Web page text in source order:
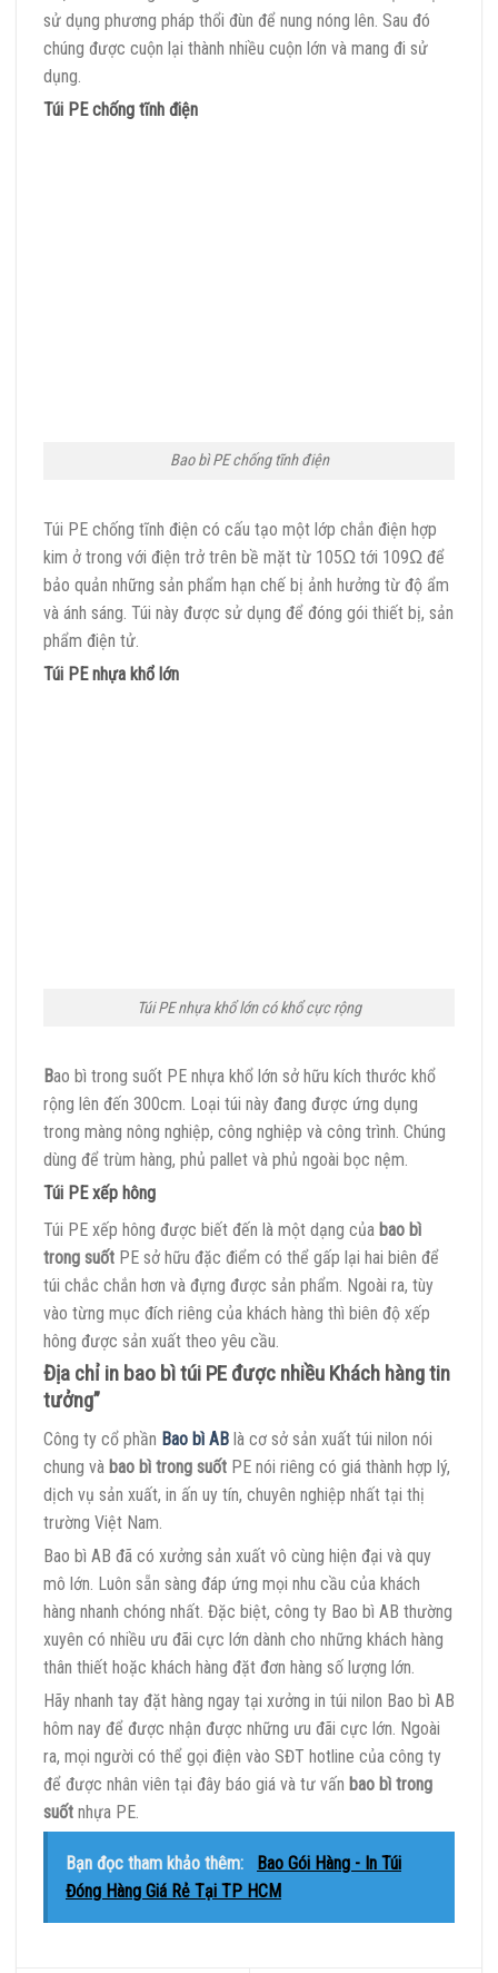
sử dụng phương pháp thổi đùn để nung nóng lên. Sau đó
chúng được cuộn lại thành nhiều cuộn lớn và mang đi sử
dụng.
Túi PE chống tĩnh điện
Bao bì PE chống tĩnh điện
Túi PE chống tĩnh điện có cấu tạo một lớp chắn điện hợp
kim ở trong với điện trở trên bề mặt từ 105Ω tới 109Ω để
bảo quản những sản phẩm hạn chế bị ảnh hưởng từ độ ẩm
và ánh sáng. Túi này được sử dụng để đóng gói thiết bị, sản
phẩm điện tử.
Túi PE nhựa khổ lớn
Túi PE nhựa khổ lớn có khổ cực rộng
Bao bì trong suốt PE nhựa khổ lớn sở hữu kích thước khổ
rộng lên đến 300cm. Loại túi này đang được ứng dụng
trong màng nông nghiệp, công nghiệp và công trình. Chúng
dùng để trùm hàng, phủ pallet và phủ ngoài bọc nệm.
Túi PE xếp hông
Túi PE xếp hông được biết đến là một dạng của bao bì
trong suốt PE sở hữu đặc điểm có thể gấp lại hai biên để
túi chắc chắn hơn và đựng được sản phẩm. Ngoài ra, tùy
vào từng mục đích riêng của khách hàng thì biên độ xếp
hông được sản xuất theo yêu cầu.
Địa chỉ in bao bì túi PE được nhiều Khách hàng tin
tưởng”
Công ty cổ phần Bao bì AB là cơ sở sản xuất túi nilon nói
chung và bao bì trong suốt PE nói riêng có giá thành hợp lý,
dịch vụ sản xuất, in ấn uy tín, chuyên nghiệp nhất tại thị
trường Việt Nam.
Bao bì AB đã có xưởng sản xuất vô cùng hiện đại và quy
mô lớn. Luôn sẵn sàng đáp ứng mọi nhu cầu của khách
hàng nhanh chóng nhất. Đặc biệt, công ty Bao bì AB thường
xuyên có nhiều ưu đãi cực lớn dành cho những khách hàng
thân thiết hoặc khách hàng đặt đơn hàng số lượng lớn.
Hãy nhanh tay đặt hàng ngay tại xưởng in túi nilon Bao bì AB
hôm nay để được nhận được những ưu đãi cực lớn. Ngoài
ra, mọi người có thể gọi điện vào SĐT hotline của công ty
để được nhân viên tại đây báo giá và tư vấn bao bì trong
suốt nhựa PE.
Bạn đọc tham khảo thêm:
Bao Gói Hàng - In Túi
Đóng Hàng Giá Rẻ Tại TP HCM